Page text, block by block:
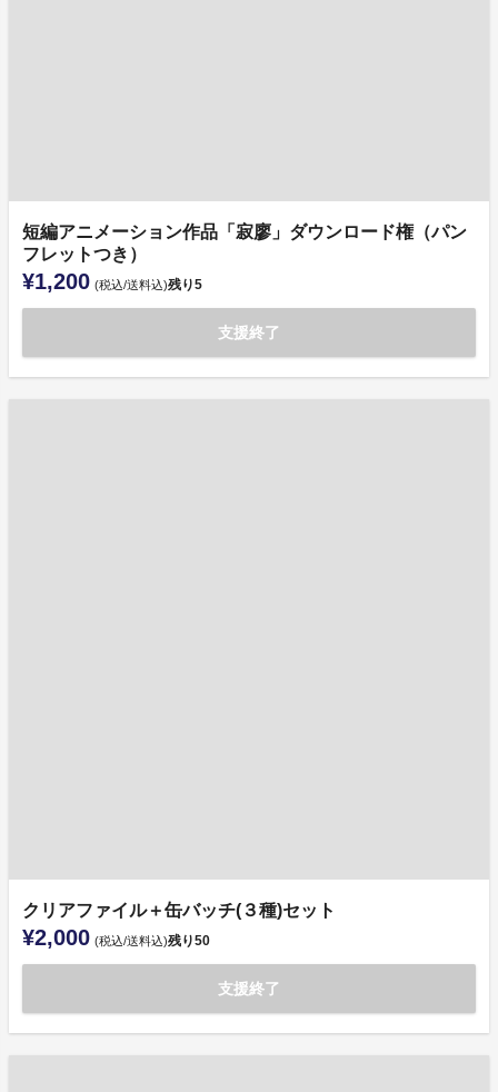
短編アニメーション作品「寂廖」ダウンロード権（パン
フレットつき）
¥1,200 (税込/送料込)残り5
支援終了
クリアファイル＋缶バッチ(３種)セット
¥2,000 (税込/送料込)残り50
支援終了